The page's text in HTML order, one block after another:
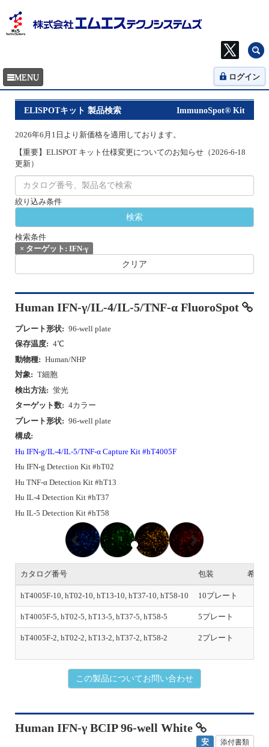
ログイン
ImmunoSpot® Kit
ELISPOTキット 製品検索
2026年6月1日より新価格を適用しております。
【重要】ELISPOT キット仕様変更についてのお知らせ（2026-6-18
更新）
絞り込み条件
検索条件
× ターゲット: IFN-γ
クリア
Human IFN-γ/IL-4/IL-5/TNF-α FluoroSpot
プレート形状: 96-well plate
保存温度: 4℃
動物種: Human/NHP
対象: T細胞
検出方法: 蛍光
ターゲット数: 4カラー
プレート形状: 96-well plate
構成:
Hu IFN-g/IL-4/IL-5/TNF-α Capture Kit #hT4005F
Hu IFN-g Detection Kit #hT02
Hu TNF-α Detection Kit #hT13
Hu IL-4 Detection Kit #hT37
Hu IL-5 Detection Kit #hT58
P
r
e
v
o
u
s
N
e
x
t
カタログ番号 包装 希望
hT4005F-10, hT02-10, hT13-10, hT37-10, hT58-10 10プレート
hT4005F-5, hT02-5, hT13-5, hT37-5, hT58-5 5プレート
hT4005F-2, hT02-2, hT13-2, hT37-2, hT58-2
2プレート
この製品についてお問い合わせ
Human IFN-γ BCIP 96-well White
安 添付書類